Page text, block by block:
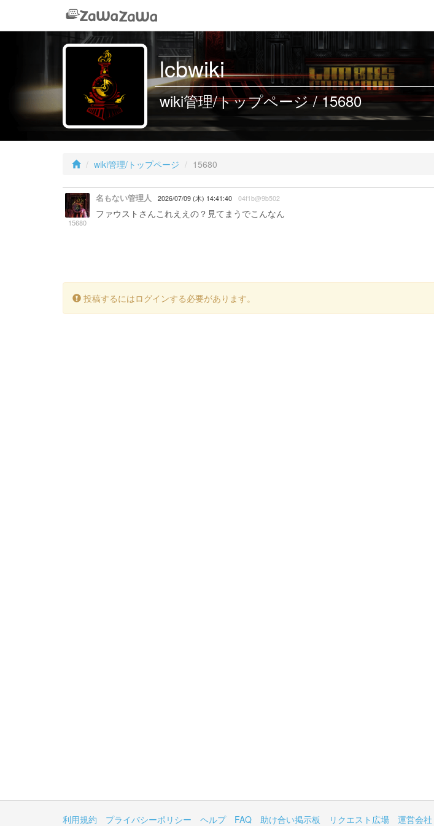
lcbwiki
wiki管理/トップページ / 15680
wiki管理/トップページ 15680
15680
名もない管理人 2026/07/09 (木) 14:41:40 04f1b@9b502
ファウストさんこれええの？見てまうでこんなん
投稿するにはログインする必要があります。
利用規約 プライバシーポリシー ヘルプ FAQ 助け合い掲示板 リクエスト広場 運営会社